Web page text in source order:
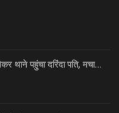
थाने पहुंचा दरिंदा पति, मचा…